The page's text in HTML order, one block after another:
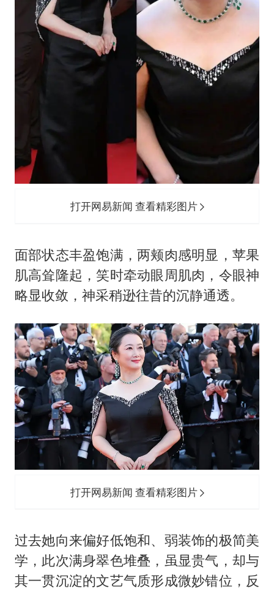
打开网易新闻 查看精彩图片
面部状态丰盈饱满，两颊肉感明显，苹果
肌高耸隆起，笑时牵动眼周肌肉，令眼神
略显收敛，神采稍逊往昔的沉静通透。
打开网易新闻 查看精彩图片
过去她向来偏好低饱和、弱装饰的极简美
学，此次满身翠色堆叠，虽显贵气，却与
其一贯沉淀的文艺气质形成微妙错位，反